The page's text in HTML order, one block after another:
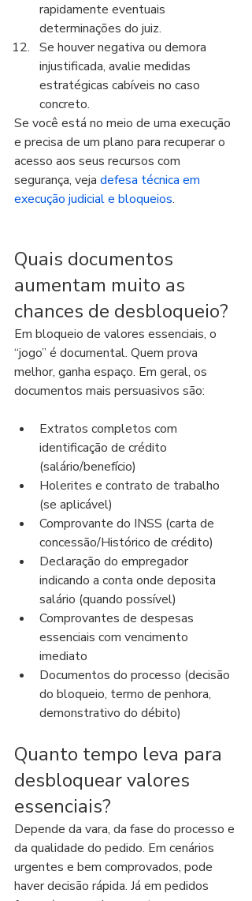
rapidamente eventuais
determinações do juiz.
Se houver negativa ou demora
injustificada, avalie medidas
estratégicas cabíveis no caso
concreto.
Se você está no meio de uma execução
e precisa de um plano para recuperar o
acesso aos seus recursos com
segurança, veja defesa técnica em
execução judicial e bloqueios.
Quais documentos
aumentam muito as
chances de desbloqueio?
Em bloqueio de valores essenciais, o
“jogo” é documental. Quem prova
melhor, ganha espaço. Em geral, os
documentos mais persuasivos são:
Extratos completos com
identificação de crédito
(salário/benefício)
Holerites e contrato de trabalho
(se aplicável)
Comprovante do INSS (carta de
concessão/Histórico de crédito)
Declaração do empregador
indicando a conta onde deposita
salário (quando possível)
Comprovantes de despesas
essenciais com vencimento
imediato
Documentos do processo (decisão
do bloqueio, termo de penhora,
demonstrativo do débito)
Quanto tempo leva para
desbloquear valores
essenciais?
Depende da vara, da fase do processo e
da qualidade do pedido. Em cenários
urgentes e bem comprovados, pode
haver decisão rápida. Já em pedidos